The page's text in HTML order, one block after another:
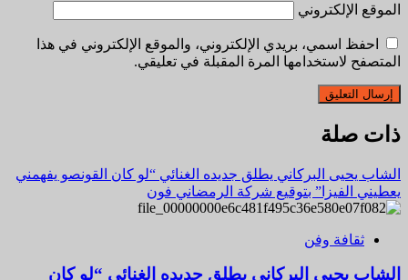
الموقع الإلكتروني
احفظ اسمي، بريدي الإلكتروني، والموقع الإلكتروني في هذا
المتصفح لاستخدامها المرة المقبلة في تعليقي.
ذات صلة
الشاب يحيى البركاني يطلق جديده الغنائي “لو كان القونصو يفهمني
يعطيني الفيزا” بتوقيع شركة الرمضاني فون
ثقافة وفن
الشاب يحيى البركاني يطلق جديده الغنائي “لو كان